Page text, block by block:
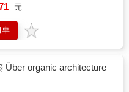
現勒・柯比意的設計演進＆
1910 年至 1965 年，涵蓋
中最關鍵的建築、都市計畫與
神性的設計，都能在書中清楚
與思想演變。對讀者而言，
是認識他最原汁原味的讀
，完整回顧陳仁和的生平、
南」的臺灣建築史缺口。臺灣
融匯日本、華人、西方乃至
仁和創造出自由且大膽的建築
築文化成熟且多元的走向，
重要參考指標。收錄上百張精
影像與田野紀錄，深入解析
斥，最終卻以毫不妥協的姿
的全球旗手。林貴榮的論述
又充滿敘事張力，引領讀者穿
情感卻遠比他筆下的線條更迷
有過多段感情關係，情感豐沛
密，又畏懼被看見。正是這
論─伊東豊雄∣石上純也∣五十
到北非、印度，看見SANAA旅
●增訂收錄：臺中綠美圖――
別收錄：妹島和世、西澤立衛
記＋妹島和世受邀台灣演講精
建築旋風，臺中綠美圖引發熱
築有何魅力與過人之處？透過
感、文化底蘊與情感連結的
照明設計開啟了全新視野。
場光與影的美學之旅，也將為
家郭中端、Q-LAB 設計總監曾
共藝術課課長侯力瑋，分別
、建築與公共藝術等不同視
元
車
Über organic architecture